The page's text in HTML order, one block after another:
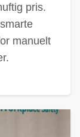
pris.
manuelt